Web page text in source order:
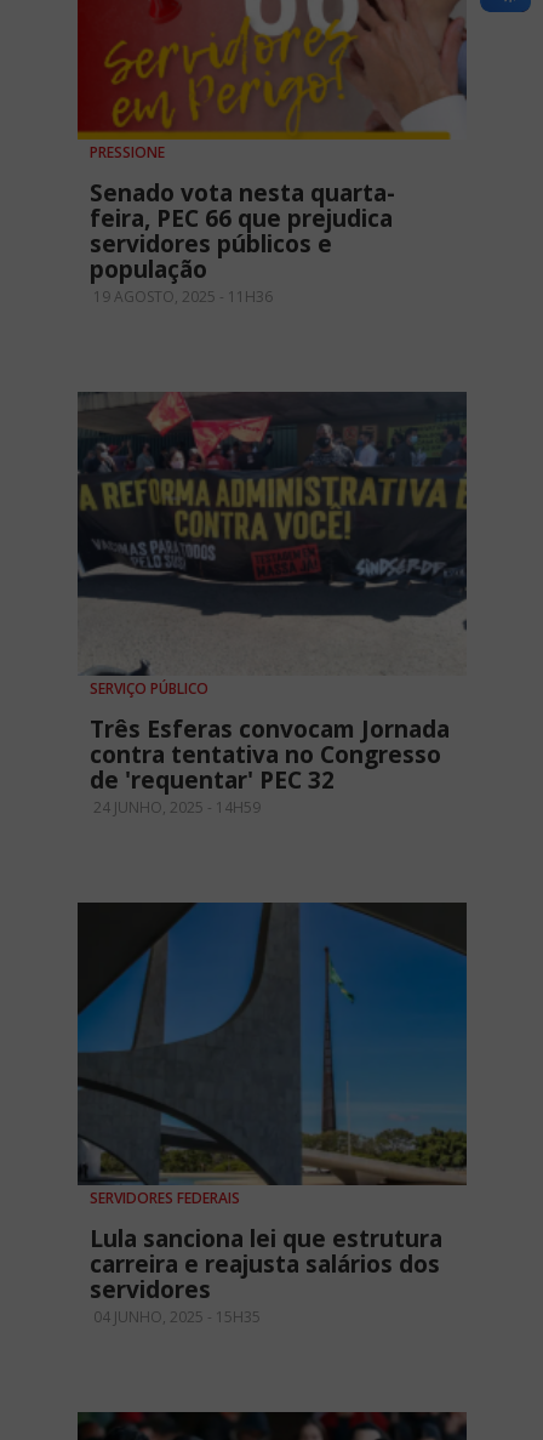
PRESSIONE
Senado vota nesta quarta-
feira, PEC 66 que prejudica
servidores públicos e
população
19 AGOSTO, 2025 - 11H36
SERVIÇO PÚBLICO
Três Esferas convocam Jornada
contra tentativa no Congresso
de 'requentar' PEC 32
24 JUNHO, 2025 - 14H59
SERVIDORES FEDERAIS
Lula sanciona lei que estrutura
carreira e reajusta salários dos
servidores
04 JUNHO, 2025 - 15H35